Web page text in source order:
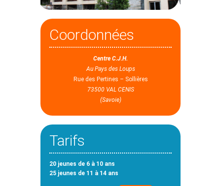
Coordonnées
Centre C.J.H.
Au Pays des Loups
Rue des Pertines – Sollières
73500 VAL CENIS
(Savoie)
Tarifs
20 jeunes de 6 à 10 ans
25 jeunes de 11 à 14 ans